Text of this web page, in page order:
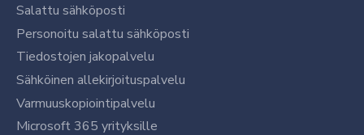
Salattu sähköposti
Personoitu salattu sähköposti
Tiedostojen jakopalvelu
Sähköinen allekirjoituspalvelu
Varmuuskopiointipalvelu
Microsoft 365 yrityksille